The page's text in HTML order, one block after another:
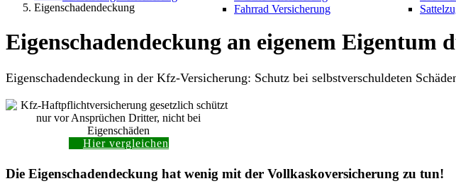
Fahrrad Versicherung
Eigenschadendeckung
Eigenschadendeckung an eigenem Eigentum
Eigenschadendeckung in der Kfz-Versicherung: Schutz bei selbstverschuldeten
Hier vergleichen
Die Eigenschadendeckung hat wenig mit der Vollkaskoversicherung zu tun!